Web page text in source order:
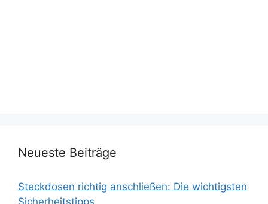
Neueste Beiträge
Steckdosen richtig anschließen: Die wichtigsten
Sicherheitstipps